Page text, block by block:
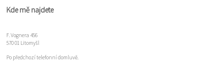
Kde mě najdete
F. Vognera 456
570 01 Litomyšl
Po předchozí telefonní domluvě.